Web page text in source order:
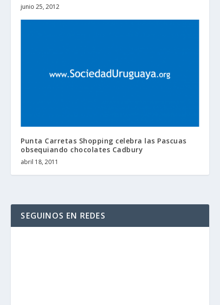
junio 25, 2012
Punta Carretas Shopping celebra las Pascuas
obsequiando chocolates Cadbury
abril 18, 2011
SEGUINOS EN REDES